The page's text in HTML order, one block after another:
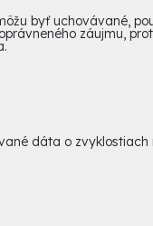
byť uchovávané,
záujmu,
dáta o